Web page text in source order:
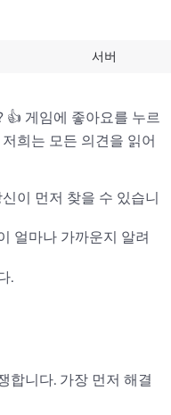
서버
👍 게임에 좋아요를 누르
희는 모든 의견을 읽어
이 먼저 찾을 수 있습니
얼마나 가까운지 알려
.
합니다. 가장 먼저 해결